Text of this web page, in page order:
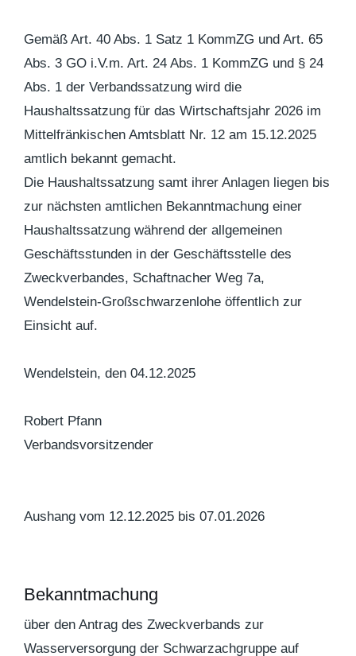
Gemäß Art. 40 Abs. 1 Satz 1 KommZG und Art. 65
Abs. 3 GO i.V.m. Art. 24 Abs. 1 KommZG und § 24
Abs. 1 der Verbandssatzung wird die
Haushaltssatzung für das Wirtschaftsjahr 2026 im
Mittelfränkischen Amtsblatt Nr. 12 am 15.12.2025
amtlich bekannt gemacht.
Die Haushaltssatzung samt ihrer Anlagen liegen bis
zur nächsten amtlichen Bekanntmachung einer
Haushaltssatzung während der allgemeinen
Geschäftsstunden in der Geschäftsstelle des
Zweckverbandes, Schaftnacher Weg 7a,
Wendelstein-Großschwarzenlohe öffentlich zur
Einsicht auf.
Wendelstein, den 04.12.2025
Robert Pfann
Verbandsvorsitzender
Aushang vom 12.12.2025 bis 07.01.2026
Bekanntmachung
über den Antrag des Zweckverbands zur
Wasserversorgung der Schwarzachgruppe auf